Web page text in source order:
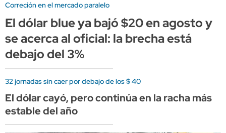
Correción en el mercado paralelo
El dólar blue ya bajó $20 en agosto y
se acerca al oficial: la brecha está
debajo del 3%
32 jornadas sin caer por debajo de los $ 40
El dólar cayó, pero continúa en la racha más
estable del año